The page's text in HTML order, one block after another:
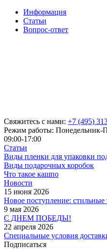
Информация
Статьи
Вопрос-ответ
Свяжитесь с нами: +7 (495)
Режим работы: Понедельник-
09:00-17:00
Статьи
Виды пленки для упаковки
Виды подарочных коробок
Что такое кашпо
Новости
15 июня 2026
Новое поступление:
9 мая 2026
С ДНЕМ ПОБЕДЫ!
22 апреля 2026
Специальные условия
Подписаться